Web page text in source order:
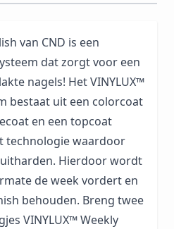
van CND is een
dat zorgt voor een
nagels! Het VINYLUX™
bestaat uit een colorcoat
en een topcoat
technologie waardoor
Hierdoor wordt
de week vordert en
behouden. Breng twee
VINYLUX™ Weekly